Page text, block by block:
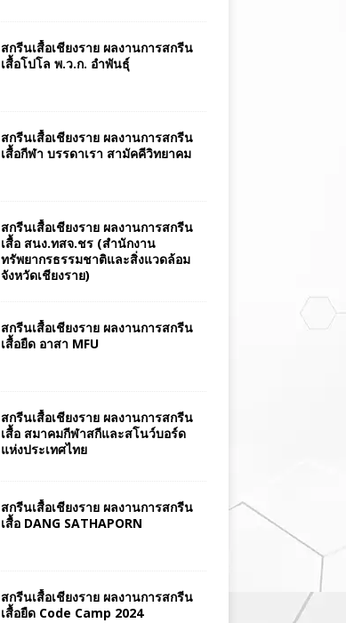
สกรีนเสื้อเชียงราย ผลงานการสกรีน
เสื้อโปโล พ.ว.ก. อำพันธุ์
สกรีนเสื้อเชียงราย ผลงานการสกรีน
เสื้อกีฬา บรรดาเรา สามัคคีวิทยาคม
สกรีนเสื้อเชียงราย ผลงานการสกรีน
เสื้อ สนง.ทสจ.ชร (สำนักงาน
ทรัพยากรธรรมชาติและสิ่งแวดล้อม
จังหวัดเชียงราย)
สกรีนเสื้อเชียงราย ผลงานการสกรีน
เสื้อยืด อาสา MFU
สกรีนเสื้อเชียงราย ผลงานการสกรีน
เสื้อ สมาคมกีฬาสกีและสโนว์บอร์ด
แห่งประเทศไทย
สกรีนเสื้อเชียงราย ผลงานการสกรีน
เสื้อ DANG SATHAPORN
สกรีนเสื้อเชียงราย ผลงานการสกรีน
เสื้อยืด Code Camp 2024